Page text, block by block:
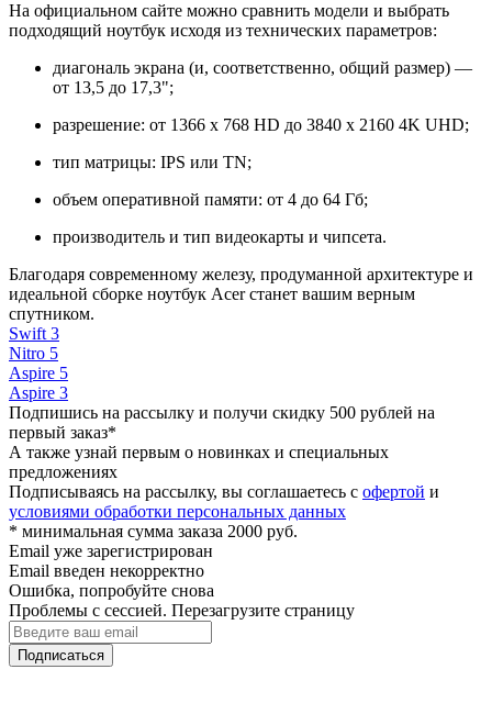
На официальном сайте можно сравнить модели и выбрать
подходящий ноутбук исходя из технических параметров:
диагональ экрана (и, соответственно, общий размер) —
от 13,5 до 17,3";
разрешение: от 1366 x 768 HD до 3840 x 2160 4K UHD;
тип матрицы: IPS или TN;
объем оперативной памяти: от 4 до 64 Гб;
производитель и тип видеокарты и чипсета.
Благодаря современному железу, продуманной архитектуре и
идеальной сборке ноутбук Acer станет вашим верным
спутником.
Swift 3
Nitro 5
Aspire 5
Aspire 3
Подпишись на рассылку и получи скидку 500 рублей на
первый заказ*
А также узнай первым о новинках и специальных
предложениях
Подписываясь на рассылку, вы соглашаетесь с офертой и
условиями обработки персональных данных
* минимальная сумма заказа 2000 руб.
Email уже зарегистрирован
Email введен некорректно
Ошибка, попробуйте снова
Проблемы с сессией. Перезагрузите страницу
Подписаться